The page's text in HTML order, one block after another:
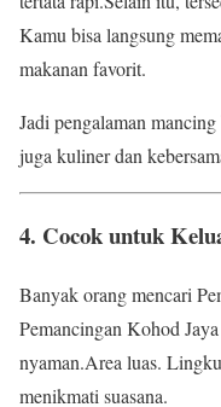
Kamu bisa langsung
makanan favorit.
Jadi pengalaman
juga kuliner dan
4. Cocok untuk
Banyak orang mencari
Pemancingan Kohod
nyaman.Area luas.
menikmati suasana.